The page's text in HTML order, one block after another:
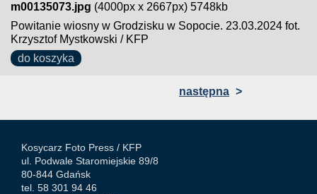
m00135073.jpg (4000px x 2667px) 5748kb
Powitanie wiosny w Grodzisku w Sopocie. 23.03.2024 fot.
Krzysztof Mystkowski / KFP
do koszyka
następna >
Kosycarz Foto Press / KFP
ul. Podwale Staromiejskie 89/8
80-844 Gdańsk
tel. 58 301 94 46